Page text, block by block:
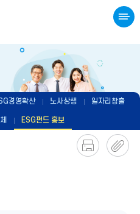
드 홍보
경영확산 노사상생 일자리창출
ESG펀드 홍보